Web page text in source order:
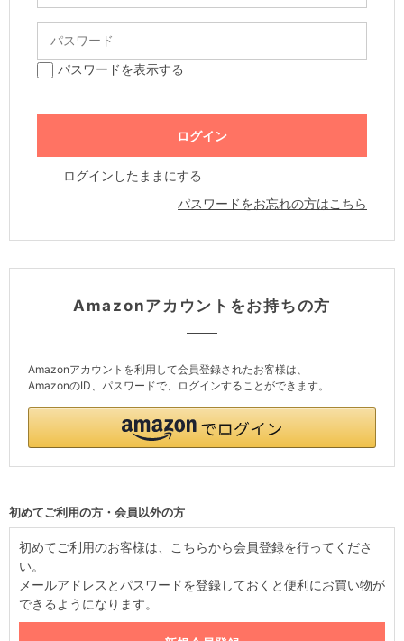
パスワードを表示する
ログインしたままにする
パスワードをお忘れの方はこちら
Amazonアカウントをお持ちの方
Amazonアカウントを利用して会員登録されたお客様は、
AmazonのID、パスワードで、ログインすることができます。
初めてご利用の方・会員以外の方
初めてご利用のお客様は、こちらから会員登録を行ってくださ
い。
メールアドレスとパスワードを登録しておくと便利にお買い物が
できるようになります。